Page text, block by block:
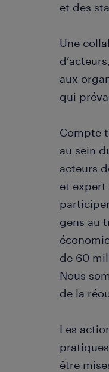
et des
Une
aux
qui
Compte
au sein
acteurs
et expert
gens au
de 60
Nous
de la
Les
être